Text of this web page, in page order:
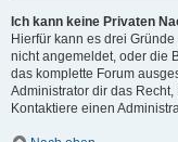
Ich kann keine Privaten
Hierfür kann es drei
nicht angemeldet, oder die
das komplette Forum
Administrator dir das
Kontaktiere einen